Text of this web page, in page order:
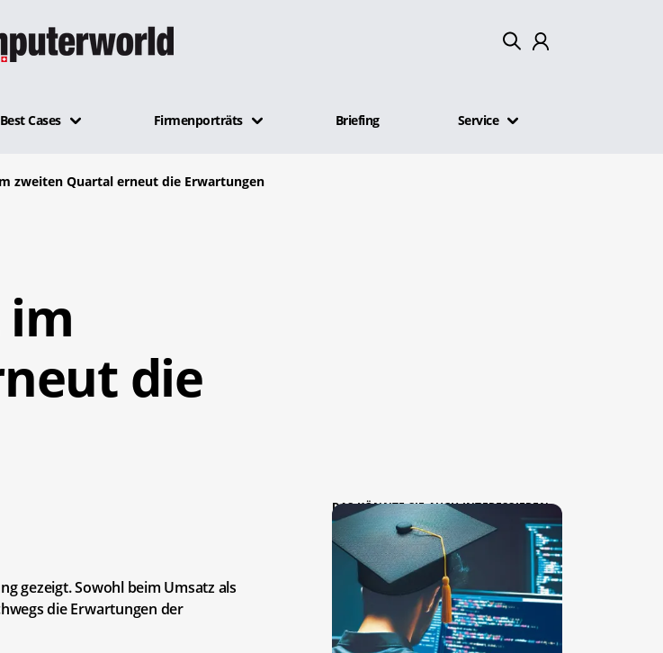
Best Cases Firmenporträts Briefing Service
zweiten Quartal erneut die Erwartungen
die
gezeigt. Sowohl beim Umsatz als
die Erwartungen der
DAS KÖNNTE SIE AUCH INTERESSIEREN: